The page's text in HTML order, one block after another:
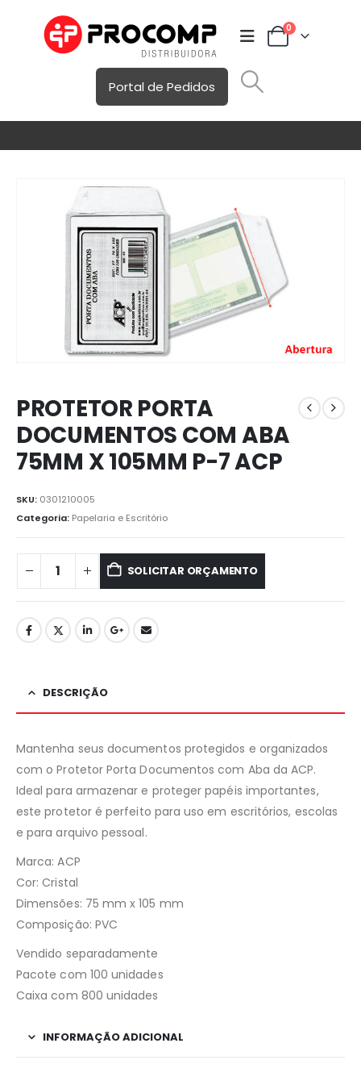
0
Portal de Pedidos
PROTETOR PORTA
DOCUMENTOS COM ABA
75MM X 105MM P-7 ACP
SKU: 0301210005
Categoria: Papelaria e Escritório
SOLICITAR ORÇAMENTO
DESCRIÇÃO
Mantenha seus documentos protegidos e organizados
com o Protetor Porta Documentos com Aba da ACP.
Ideal para armazenar e proteger papéis importantes,
este protetor é perfeito para uso em escritórios, escolas
e para arquivo pessoal.
Marca: ACP
Cor: Cristal
Dimensões: 75 mm x 105 mm
Composição: PVC
Vendido separadamente
Pacote com 100 unidades
Caixa com 800 unidades
INFORMAÇÃO ADICIONAL